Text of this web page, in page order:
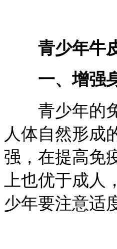
青少年牛
一、增强
青少年的免
人体自然形成
强，在提高免
上也优于成
少年要注意适